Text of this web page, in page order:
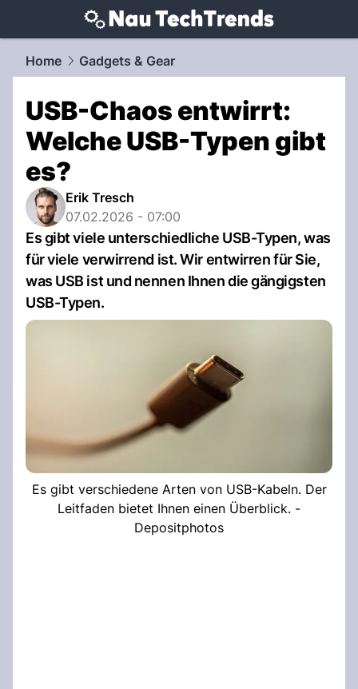
techtrends.NAU.ch
Home Gadgets & Gear
USB-Chaos entwirrt:
Welche USB-Typen gibt
es?
Erik Tresch
07.02.2026 - 07:00
Es gibt viele unterschiedliche USB-Typen, was
für viele verwirrend ist. Wir entwirren für Sie,
was USB ist und nennen Ihnen die gängigsten
USB-Typen.
Es gibt verschiedene Arten von USB-Kabeln. Der
Leitfaden bietet Ihnen einen Überblick. -
Depositphotos